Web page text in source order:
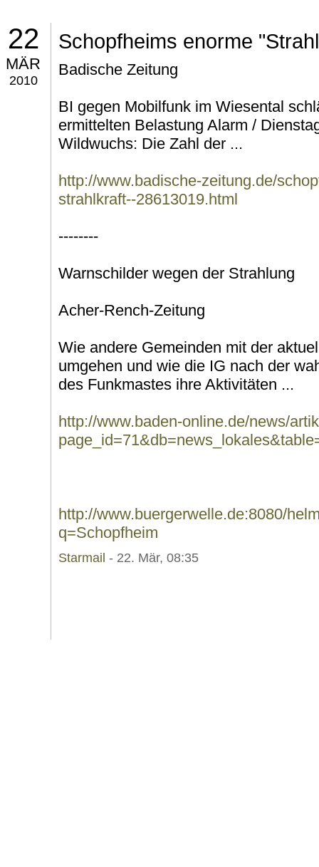
22
MÄR
2010
Schopfheims enorme
Badische Zeitung
BI gegen Mobilfunk im Wiesental
ermittelten Belastung Alarm /
Wildwuchs: Die Zahl der ...
http://www.badische-zeitung.de/
strahlkraft--28613019.html
--------
Warnschilder wegen der Strahlung
Acher-Rench-Zeitung
Wie andere Gemeinden mit der
umgehen und wie die IG nach der
des Funkmastes ihre Aktivitäten ...
http://www.baden-online.de/news/
http://www.buergerwelle.de:8080/
q=Schopfheim
Starmail - 22. Mär, 08:35